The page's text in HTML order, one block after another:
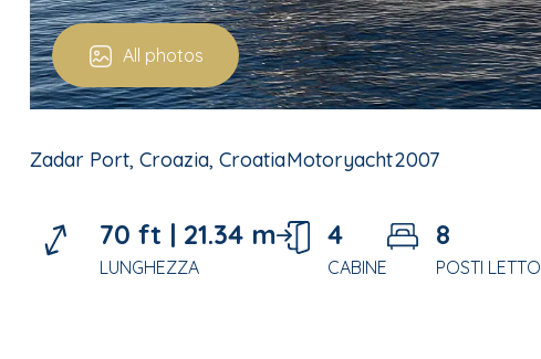
All photos
Zadar Port, Croazia, CroatiaMotoryacht2007
70 ft | 21.34 m
LUNGHEZZA
4
CABINE
8
POSTI LETTO